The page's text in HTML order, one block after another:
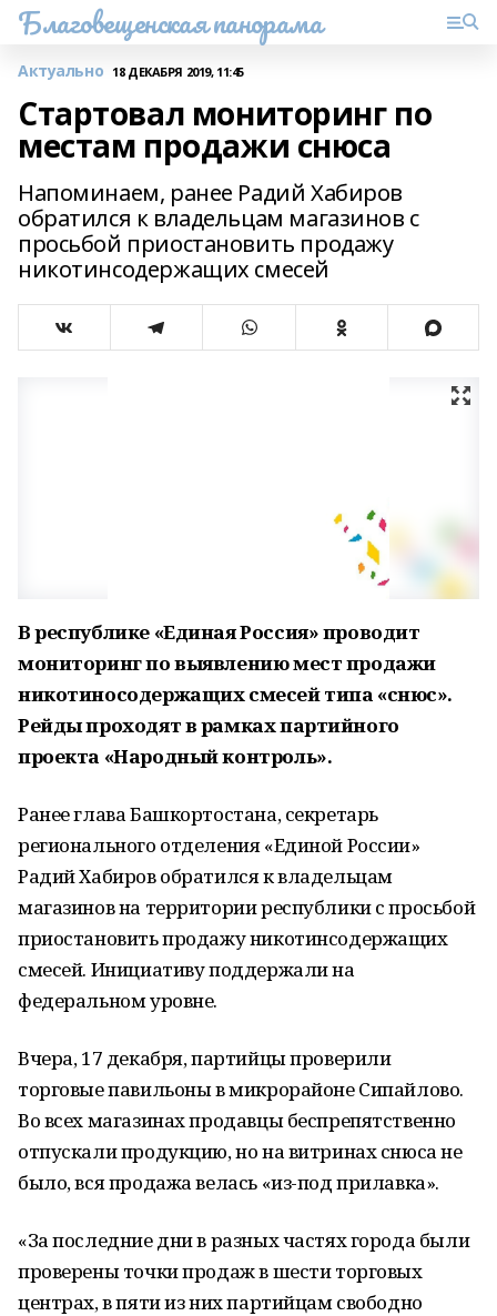
Благовещенская панорама
Актуально 18 ДЕКАБРЯ 2019, 11:45
Стартовал мониторинг по
местам продажи снюса
Напоминаем, ранее Радий Хабиров
обратился к владельцам магазинов с
просьбой приостановить продажу
никотинсодержащих смесей
В республике «Единая Россия» проводит
мониторинг по выявлению мест продажи
никотиносодержащих смесей типа «снюс».
Рейды проходят в рамках партийного
проекта «Народный контроль».
Ранее глава Башкортостана, секретарь
регионального отделения «Единой России»
Радий Хабиров обратился к владельцам
магазинов на территории республики с просьбой
приостановить продажу никотинсодержащих
смесей. Инициативу поддержали на
федеральном уровне.
Вчера, 17 декабря, партийцы проверили
торговые павильоны в микрорайоне Сипайлово.
Во всех магазинах продавцы беспрепятственно
отпускали продукцию, но на витринах снюса не
было, вся продажа велась «из-под прилавка».
«За последние дни в разных частях города были
проверены точки продаж в шести торговых
центрах, в пяти из них партийцам свободно